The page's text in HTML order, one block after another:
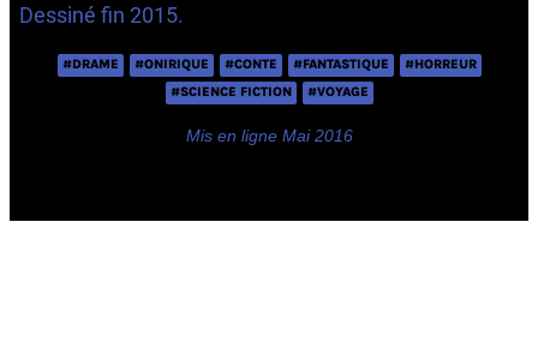
Dessiné fin 2015.
#DRAME #ONIRIQUE #CONTE #FANTASTIQUE
#HORREUR
#SCIENCE FICTION
#VOYAGE
Mis en ligne Mai 2016